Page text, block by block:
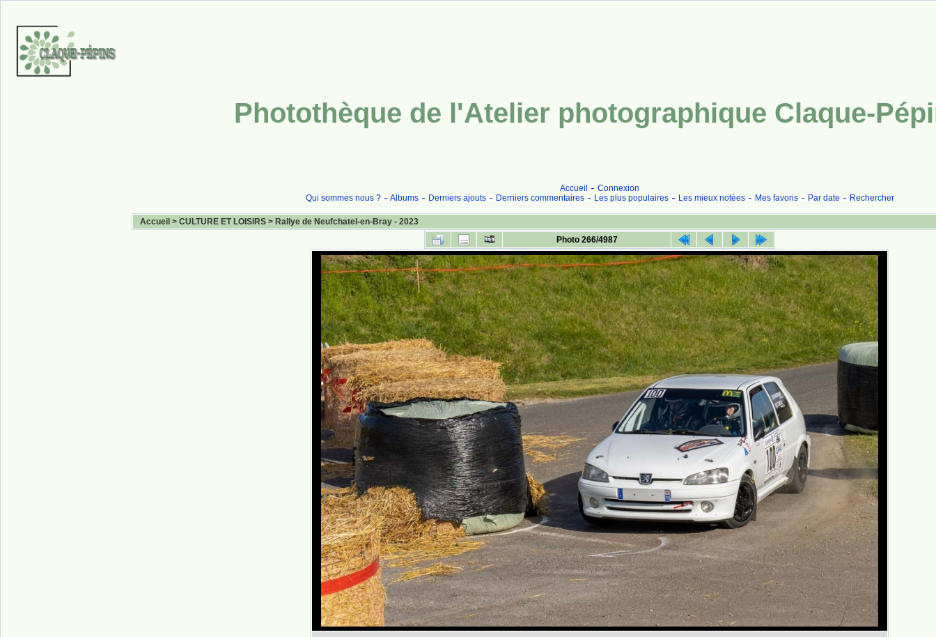
Photothèque de l'Atelier photographique Claque-
Accueil
Connexion
Qui sommes nous ?
Albums Derniers ajouts Derniers commentaires Les plus populaires Les mieux notées Mes favoris Par date Rechercher
Accueil > CULTURE ET LOISIRS > Rallye de Neufchatel-en-Bray - 2023
Photo 266/4987